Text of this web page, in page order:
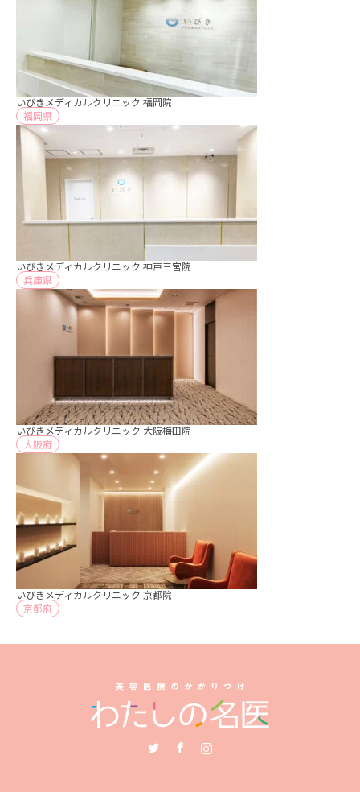
いびきメディカルクリニック 福岡院
福岡県
いびきメディカルクリニック 神戸三宮院
兵庫県
いびきメディカルクリニック 大阪梅田院
大阪府
いびきメディカルクリニック 京都院
京都府